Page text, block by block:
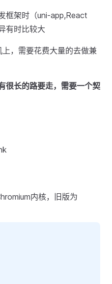
框架时（uni-app,React
有时比较大
，需要花费大量的去做兼
很长的路要走，需要一个契
内核，旧版为